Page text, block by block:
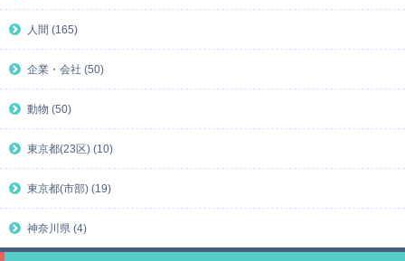
人間 (165)
企業・会社 (50)
動物 (50)
東京都(23区) (10)
東京都(市部) (19)
神奈川県 (4)